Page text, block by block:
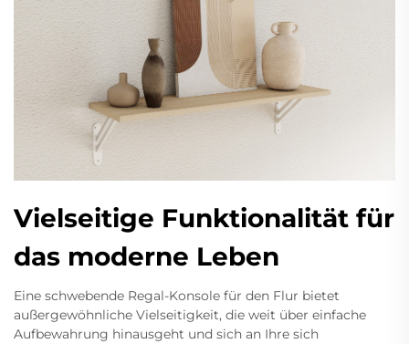
Vielseitige Funktionalität für
das moderne Leben
Eine schwebende Regal-Konsole für den Flur bietet
außergewöhnliche Vielseitigkeit, die weit über einfache
Aufbewahrung hinausgeht und sich an Ihre sich